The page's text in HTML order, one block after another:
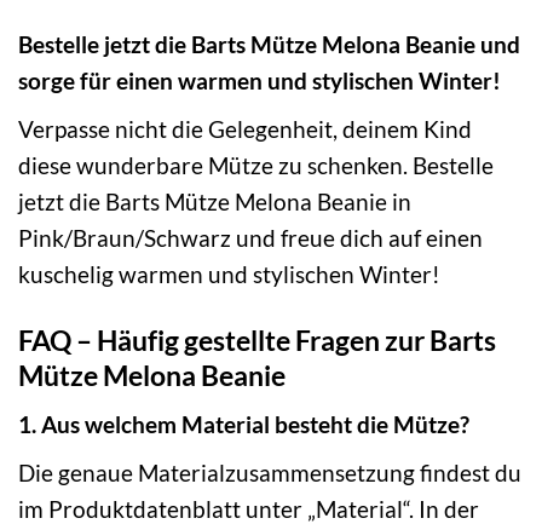
Bestelle jetzt die Barts Mütze Melona Beanie und
sorge für einen warmen und stylischen Winter!
Verpasse nicht die Gelegenheit, deinem Kind
diese wunderbare Mütze zu schenken. Bestelle
jetzt die Barts Mütze Melona Beanie in
Pink/Braun/Schwarz und freue dich auf einen
kuschelig warmen und stylischen Winter!
FAQ – Häufig gestellte Fragen zur Barts
Mütze Melona Beanie
1. Aus welchem Material besteht die Mütze?
Die genaue Materialzusammensetzung findest du
im Produktdatenblatt unter „Material“. In der